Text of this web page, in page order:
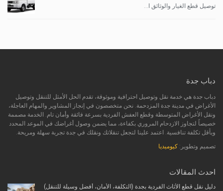
توصيل قطع الغيار والوثائق ا...
دباب جدة
دباب جدة هي خدمة نقل وتوصيل احترافية وموثوقة، تقدم الحل الأمثل للتنقل وتوصيل
الأغراض في مدينة جدة المزدحمة. نحن متخصصون في إنجاز المشاوير والمهام العاجلة،
ونقل الأغراض المتوسطة وقطع العفش الفردية بسرعة فائقة وأمان تام. الخدمة مصممة
خصيصاً لتجاوز الازدحام المروري بكفاءة، مما يضمن وصول أغراضك في الموعد المحدد
وبأقل تكلفة تنافسية. اعتمد علينا لتجعل تنقلاتك ونقلك في جدة تجربة سهلة ومريحة.
تصميم وتطوير: كيوميديا
احدث المقالات
دليل نقل قطع الأثاث الفردية بجدة (التكلفة، الأمان، أفضل وسيلة للتنقل)